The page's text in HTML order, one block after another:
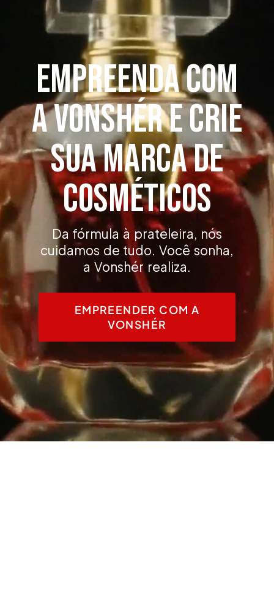
Empreenda com
a Vonshér e crie
sua marca de
cosméticos
Da fórmula à prateleira, nós
cuidamos de tudo. Você sonha,
a Vonshér realiza.
EMPREENDER COM A
VONSHÉR